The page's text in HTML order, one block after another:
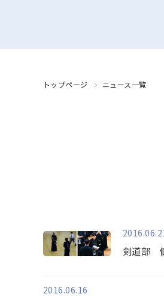
トップページ ニュース一覧
剣道部
2016.06.16